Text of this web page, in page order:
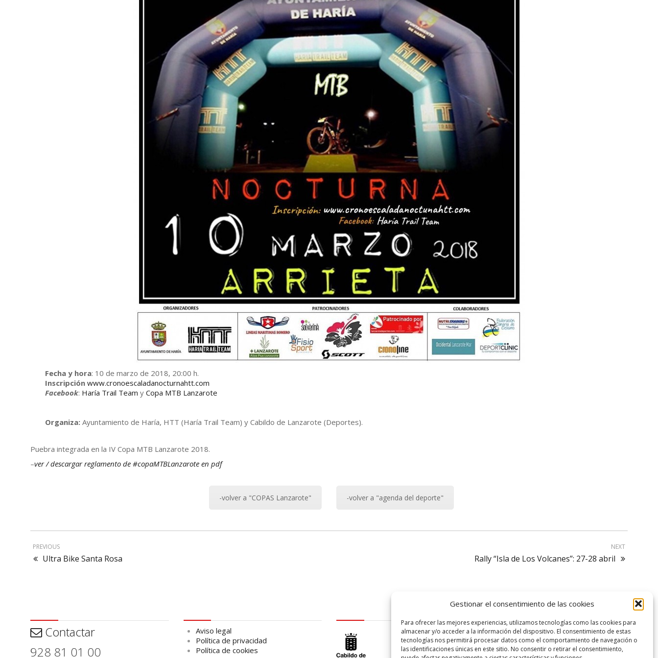
Gestionar el consentimiento de las cookies
Para ofrecer las mejores experiencias, utilizamos tecnologías como las cookies para
almacenar y/o acceder a la información del dispositivo. El consentimiento de estas
tecnologías nos permitirá procesar datos como el comportamiento de navegación o
las identificaciones únicas en este sitio. No consentir o retirar el consentimiento,
Fecha y hora: 10 de marzo de 2018, 20:00 h.
Inscripción www.cronoescaladanocturnahtt.com
Facebook: Haría Trail Team y Copa MTB Lanzarote
Organiza: Ayuntamiento de Haría, HTT (Haría Trail Team) y Cabildo de Lanzarote (Deportes).
Puebra integrada en la IV Copa MTB Lanzarote 2018.
–ver / descargar reglamento de #copaMTBLanzarote en pdf
-volver a "COPAS Lanzarote" -volver a "agenda del deporte"
PREVIOUS
Ultra Bike Santa Rosa
NEXT
Rally “Isla de Los Volcanes”: 27-28 abril
Contactar
928 81 01 00
Aviso legal
Política de privacidad
Política de cookies
logo SID